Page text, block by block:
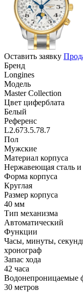
Оставить заявку
Бренд
Longines
Модель
Master Collection
Цвет циферблата
Белый
Референс
L2.673.5.78.7
Пол
Мужские
Материал корпуса
Нержавеющая сталь и
Форма корпуса
Круглая
Размер корпуса
40 мм
Тип механизма
Автоматический
Функции
Часы, минуты,
хронограф
Запас хода
42 часа
Водонепроницаемые
30 метров